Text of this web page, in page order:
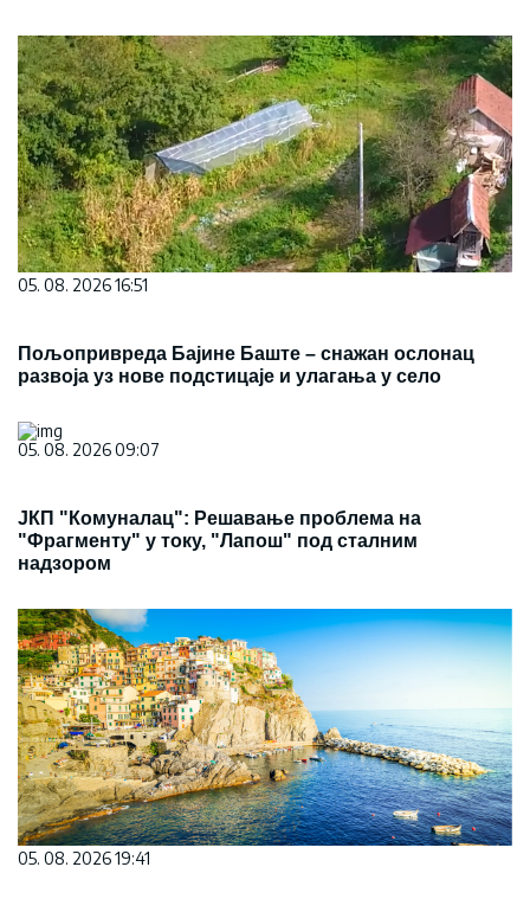
05. 08. 2026 16:51
Пољопривреда Бајине Баште – снажан ослонац
развоја уз нове подстицаје и улагања у село
05. 08. 2026 09:07
ЈКП "Комуналац": Решавање проблема на
"Фрагменту" у току, "Лапош" под сталним
надзором
05. 08. 2026 19:41